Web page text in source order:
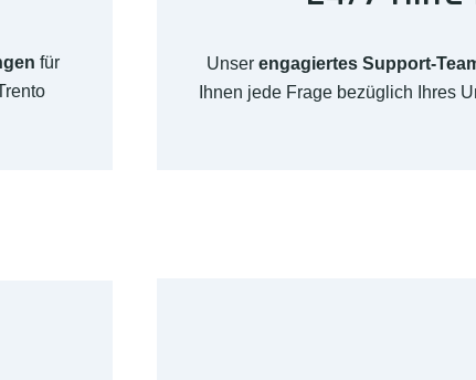
für
Unser engagiertes Support-
Ihnen jede Frage bezüglich Ihres